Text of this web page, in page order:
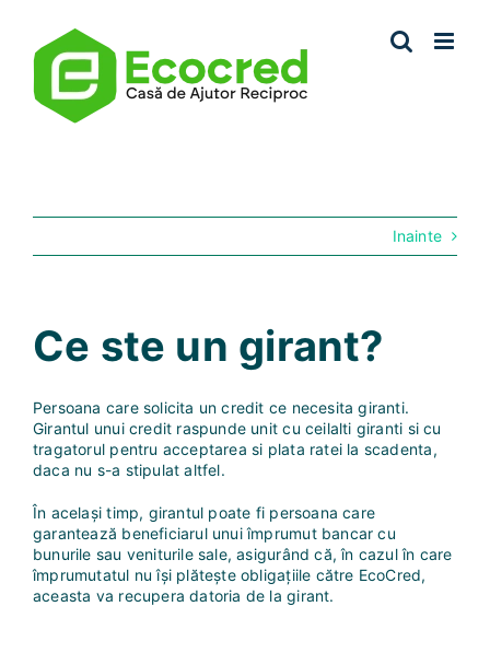
content
Inainte
Ce ste un girant?
Persoana care solicita un credit ce necesita giranti.
Girantul unui credit raspunde unit cu ceilalti giranti si cu
tragatorul pentru acceptarea si plata ratei la scadenta,
daca nu s-a stipulat altfel.
În același timp, girantul poate fi persoana care
garantează beneficiarul unui împrumut bancar cu
bunurile sau veniturile sale, asigurând că, în cazul în care
împrumutatul nu își plătește obligațiile către EcoCred,
aceasta va recupera datoria de la girant.